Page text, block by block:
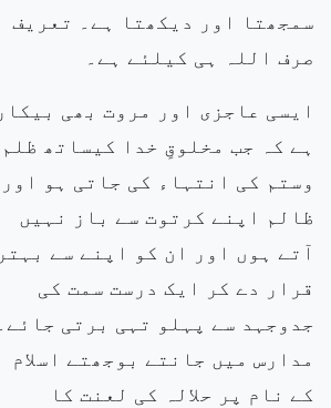
سمجھتا اور دیکھتا ہے۔ تعریف
صرف اللہ ہی کیلئے ہے۔
ایسی عاجزی اور مروت بھی بیکار
ہے کہ جب مخلوقِ خدا کیساتھ ظلم
وستم کی انتہاء کی جاتی ہو اور
ظالم اپنے کرتوت سے باز نہیں
آتے ہوں اور ان کو اپنے سے بہتر
قرار دے کر ایک درست سمت کی
جدوجہد سے پہلو تہی برتی جائے۔
مدارس میں جانتے بوجھتے اسلام
کے نام پر حلالہ کی لعنت کا